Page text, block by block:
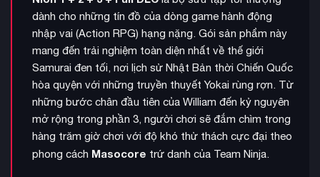
dành cho những tín đồ của dòng game hành động
nhập vai (Action RPG) hạng nặng. Gói sản phẩm này
mang đến trải nghiệm toàn diện nhất về thế giới
Samurai đen tối, nơi lịch sử Nhật Bản thời Chiến Quốc
hòa quyện với những truyền thuyết Yokai rùng rợn. Từ
những bước chân đầu tiên của William đến kỷ nguyên
mở rộng trong phần 3, người chơi sẽ đắm chìm trong
hàng trăm giờ chơi với độ khó thử thách cực đại theo
phong cách Masocore trứ danh của Team Ninja.